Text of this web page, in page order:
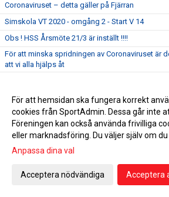
Coronaviruset – detta gäller på Fjärran
Simskola VT 2020 - omgång 2 - Start V 14
Obs ! HSS Årsmöte 21/3 är inställt !!!!
För att minska spridningen av Coronaviruset är
att vi alla hjälps åt
Äntligen har vi fått upp våra sponsorskyltar på
Erbjudande om att gå funktionärsutbildning 21/3
HSS årsmöte 21/3 men utprovning av
Simskola VT 2020 - omgång 2 - Start V 14
Tacka för er feedback i medlemsenkäten
Dubbla tävlingar 1:a helgen i februari 2020
För att hemsidan ska fungera korrekt
cookies från SportAdmin. Dessa går inte
Föreningen kan också använda frivilliga
eller marknadsföring. Du väljer själv om du
Anpassa dina val
Acceptera nödvändiga Acceptera